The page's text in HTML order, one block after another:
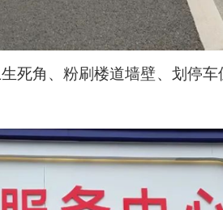
死角、粉刷楼道墙壁、划停